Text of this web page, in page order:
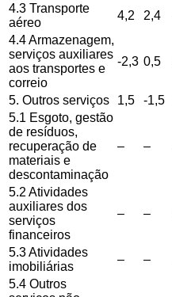
4.3 Transporte
aéreo
4,2 2,4
4.4 Armazenagem,
serviços auxiliares
aos transportes e
correio
-2,3 0,5
5. Outros serviços 1,5 -1,5
5.1 Esgoto, gestão
de resíduos,
recuperação de
materiais e
descontaminação
– –
5.2 Atividades
auxiliares dos
serviços
financeiros
– –
5.3 Atividades
imobiliárias
– –
5.4 Outros